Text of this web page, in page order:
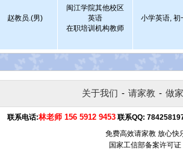
赵教员.(男)
闽江学院其他校区
英语
在职培训机构教师
小学英语, 初
关于我们 - 请家教 - 做
联系电话:林老师 156 5912 9453 联系QQ:
免费高效请家教 放心快
国家工信部备案许可证